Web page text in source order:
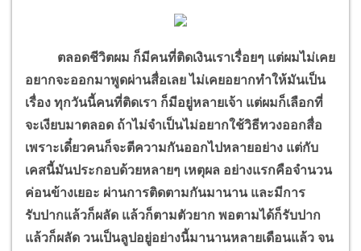
ตลอดชีวิตผม ก็มีคนที่ติดเงินเราเรื่อยๆ แต่ผมไม่เคย
อยากจะออกมาพูดผ่านสื่อเลย ไม่เคยอยากทำให้มันเป็น
เรื่อง ทุกวันนี้คนที่ติดเรา ก็มีอยู่หลายเจ้า แต่ผมก็เลือกที่
จะเงียบมาตลอด ถ้าไม่จำเป็นไม่อยากใช้วิธีทวงออกสื่อ
เพราะเดี๋ยวคนก็จะตีความกันออกไปหลายอย่าง แต่กับ
เคสนี้มันประกอบด้วยหลายๆ เหตุผล อย่างแรกคือจำนวน
ค่อนข้างเยอะ ผ่านการติดตามกันมานาน และมีการ
รับปากแล้วก็ผลัด แล้วก็ตามตัวยาก พอตามได้ก็รับปาก
แล้วก็ผลัด วนเป็นลูปอยู่อย่างนี้มานานหลายเดือนแล้ว จน